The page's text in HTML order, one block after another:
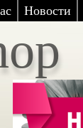
Новости